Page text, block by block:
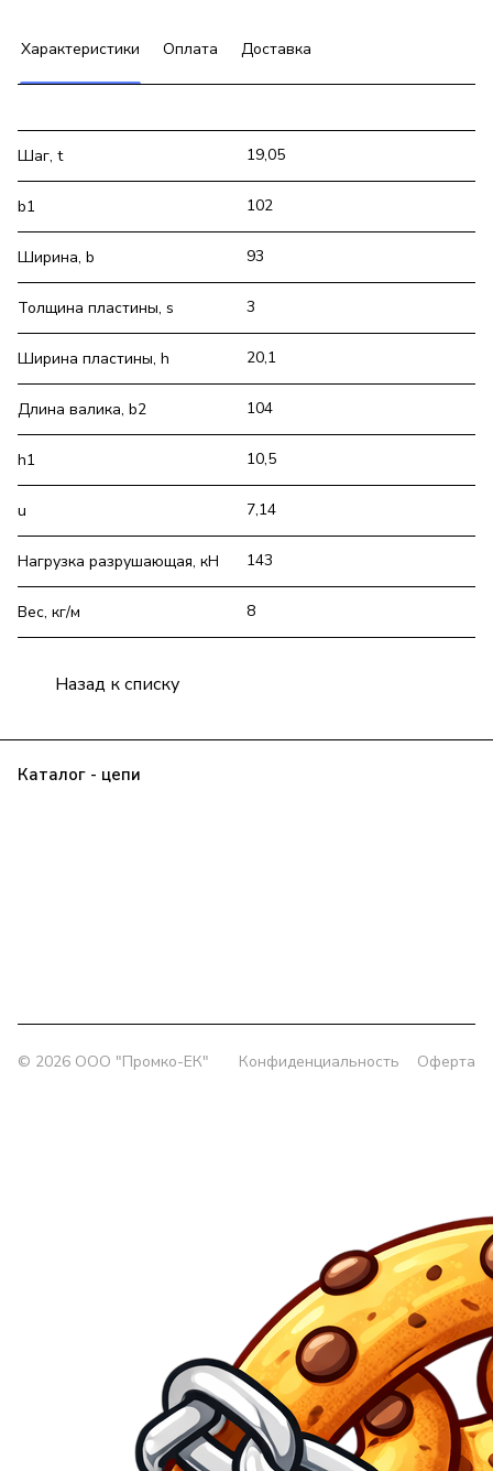
Характеристики Оплата Доставка
Шаг, t 19,05
b1 102
Ширина, b 93
Толщина пластины, s 3
Ширина пластины, h 20,1
Длина валика, b2 104
h1 10,5
u 7,14
Нагрузка разрушающая, кН 143
Вес, кг/м 8
Назад к списку
Каталог - цепи
© 2026 OOO "Промко-ЕК" Конфиденциальность Оферта